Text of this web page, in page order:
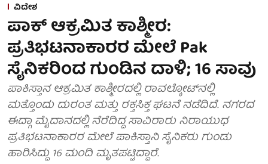
ವಿದೇಶ
ಪಾಕ್ ಆಕ್ರಮಿತ ಕಾಶ್ಮೀರ:
ಪ್ರತಿಭಟನಾಕಾರರ ಮೇಲೆ Pak
ಸೈನಿಕರಿಂದ ಗುಂಡಿನ ದಾಳಿ; 16 ಸಾವು
ಪಾಕಿಸ್ತಾನ ಆಕ್ರಮಿತ ಕಾಶ್ಮೀರದಲ್ಲಿ ರಾವಲ್ಕೋಟ್‌ನಲ್ಲಿ
ಮತ್ತೊಂದು ದುರಂತ ಮತ್ತು ರಕ್ತಸಿಕ್ತ ಘಟನೆ ನಡೆದಿದೆ. ನಗರದ
ಈದ್ಗಾ ಮೈದಾನದಲ್ಲಿ ನೆರೆದಿದ್ದ ಸಾವಿರಾರು ನಿರಾಯುಧ
ಪ್ರತಿಭಟನಾಕಾರರ ಮೇಲೆ ಪಾಕಿಸ್ತಾನಿ ಸೈನಿಕರು ಗುಂಡು
ಹಾರಿಸಿದ್ದು 16 ಮಂದಿ ಮೃತಪಟ್ಟಿದ್ದಾರೆ.